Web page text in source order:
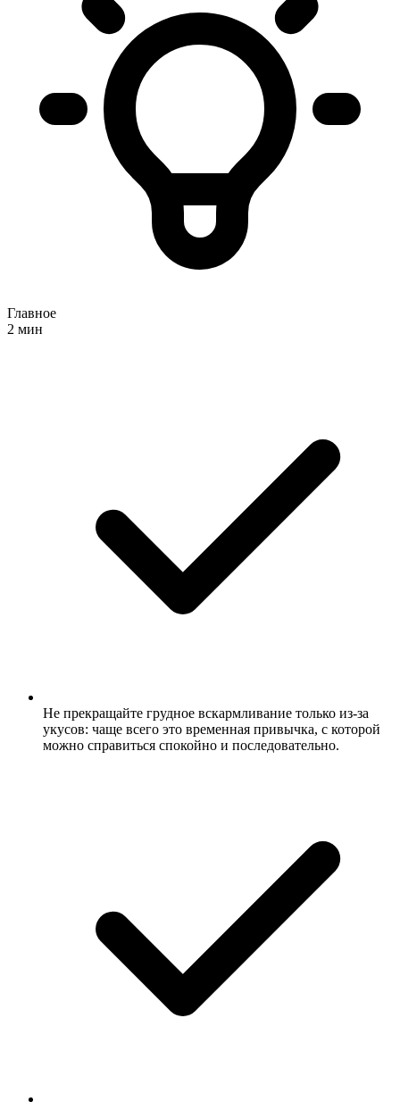
Главное
2 мин
Не прекращайте грудное вскармливание только из-за
укусов: чаще всего это временная привычка, с которой
можно справиться спокойно и последовательно.